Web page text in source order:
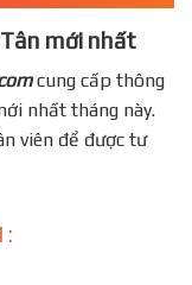
mới nhất
cung cấp thông
nhất tháng này.
viên để được tư
: